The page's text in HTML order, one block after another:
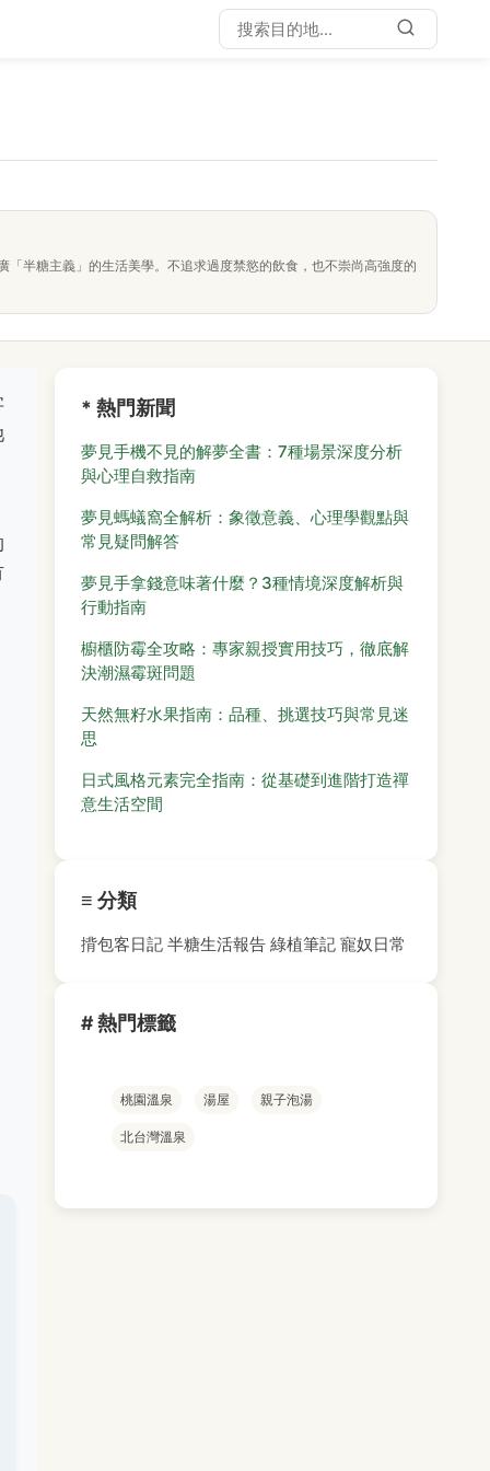
半糖主義」的生活美學。不追求過度禁慾的飲食，也不崇尚高強度的
* 熱門新聞
夢見手機不見的解夢全書：7種場景深度分析
與心理自救指南
夢見螞蟻窩全解析：象徵意義、心理學觀點與
常見疑問解答
夢見手拿錢意味著什麼？3種情境深度解析與
行動指南
櫥櫃防霉全攻略：專家親授實用技巧，徹底解
決潮濕霉斑問題
天然無籽水果指南：品種、挑選技巧與常見迷
思
日式風格元素完全指南：從基礎到進階打造禪
意生活空間
≡ 分類
揹包客日記 半糖生活報告 綠植筆記 寵奴日常
# 熱門標籤
桃園溫泉 湯屋 親子泡湯
北台灣溫泉